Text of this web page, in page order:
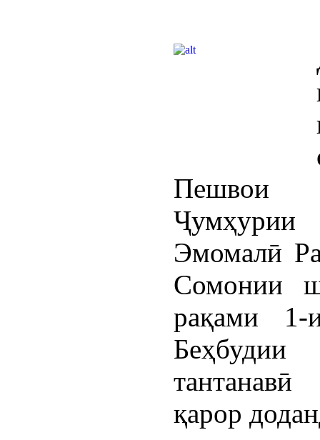
Пешвои
Эмомалӣ
Сомонии
рақами
қарор